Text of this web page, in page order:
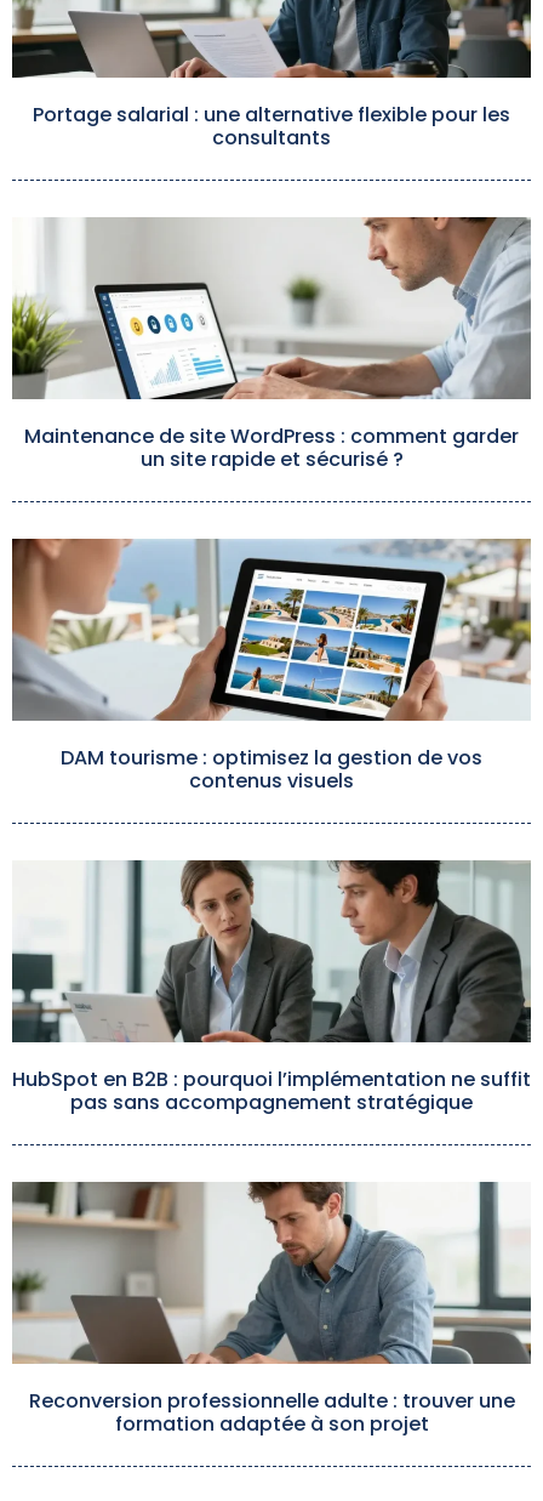
Portage salarial : une alternative flexible pour les
consultants
Maintenance de site WordPress : comment garder
un site rapide et sécurisé ?
DAM tourisme : optimisez la gestion de vos
contenus visuels
HubSpot en B2B : pourquoi l’implémentation ne suffit
pas sans accompagnement stratégique
Reconversion professionnelle adulte : trouver une
formation adaptée à son projet